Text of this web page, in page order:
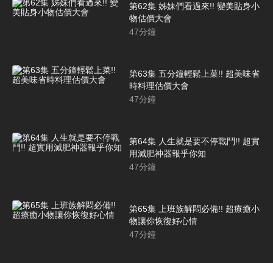
第62集 姊妹們看過來!! 變美貼身小
物估價大會
47分鐘
第63集 五分鐘輕鬆上菜!! 超美味省
時料理估價大會
47分鐘
第64集 人生就是要不停戰鬥!! 超實
用減肥神器報乎你知
47分鐘
第65集 上班族解悶必備!! 超療癒小
物讓你恢復好心情
47分鐘